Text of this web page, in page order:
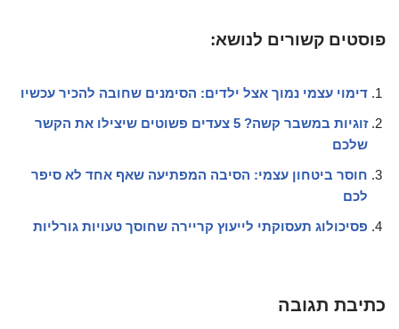
פוסטים קשורים לנושא:
דימוי עצמי נמוך אצל ילדים: הסימנים שחובה להכיר עכשיו
זוגיות במשבר קשה? 5 צעדים פשוטים שיצילו את הקשר
שלכם
חוסר ביטחון עצמי: הסיבה המפתיעה שאף אחד לא סיפר
לכם
פסיכולוג תעסוקתי לייעוץ קריירה שחוסך טעויות גורליות
כתיבת תגובה